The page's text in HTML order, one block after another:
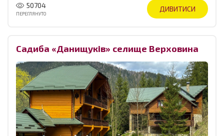
50704
ПЕРЕГЛЯНУТО
ДИВИТИСИ
Садиба «Данищуків» селище Верховина